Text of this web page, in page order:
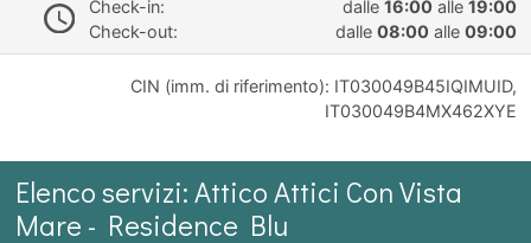
Check-in: dalle 16:00 alle 19:00
Check-out:
dalle 08:00 alle 09:00
CIN (imm. di riferimento): IT030049B45IQIMUID,
IT030049B4MX462XYE
Elenco servizi: Attico Attici Con Vista
Mare - Residence Blu